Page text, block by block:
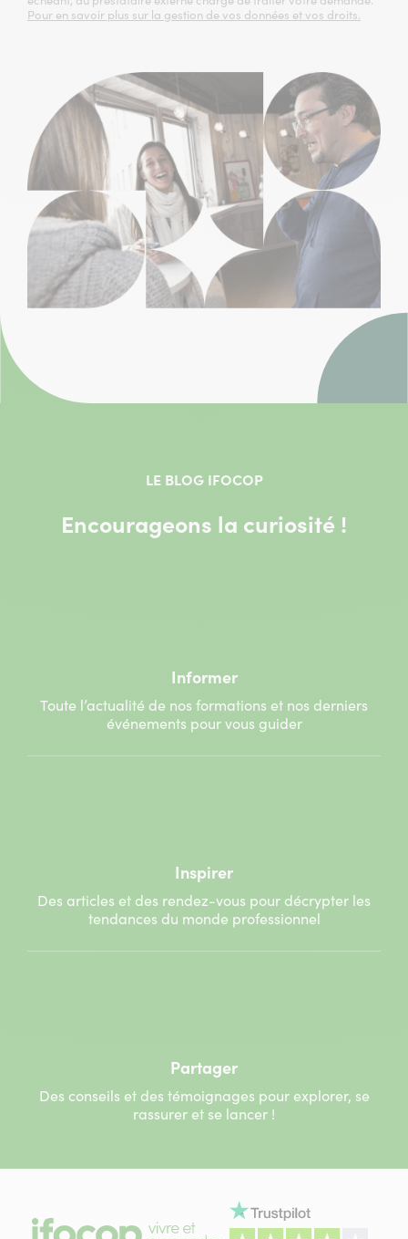
Pour en savoir plus sur la gestion de vos données et vos droits.
LE BLOG IFOCOP
Encourageons la curiosité !
Informer
Toute l’actualité de nos formations et nos derniers
événements pour vous guider
Inspirer
Des articles et des rendez-vous pour décrypter les
tendances du monde professionnel
Partager
Des conseils et des témoignages pour explorer, se
rassurer et se lancer !